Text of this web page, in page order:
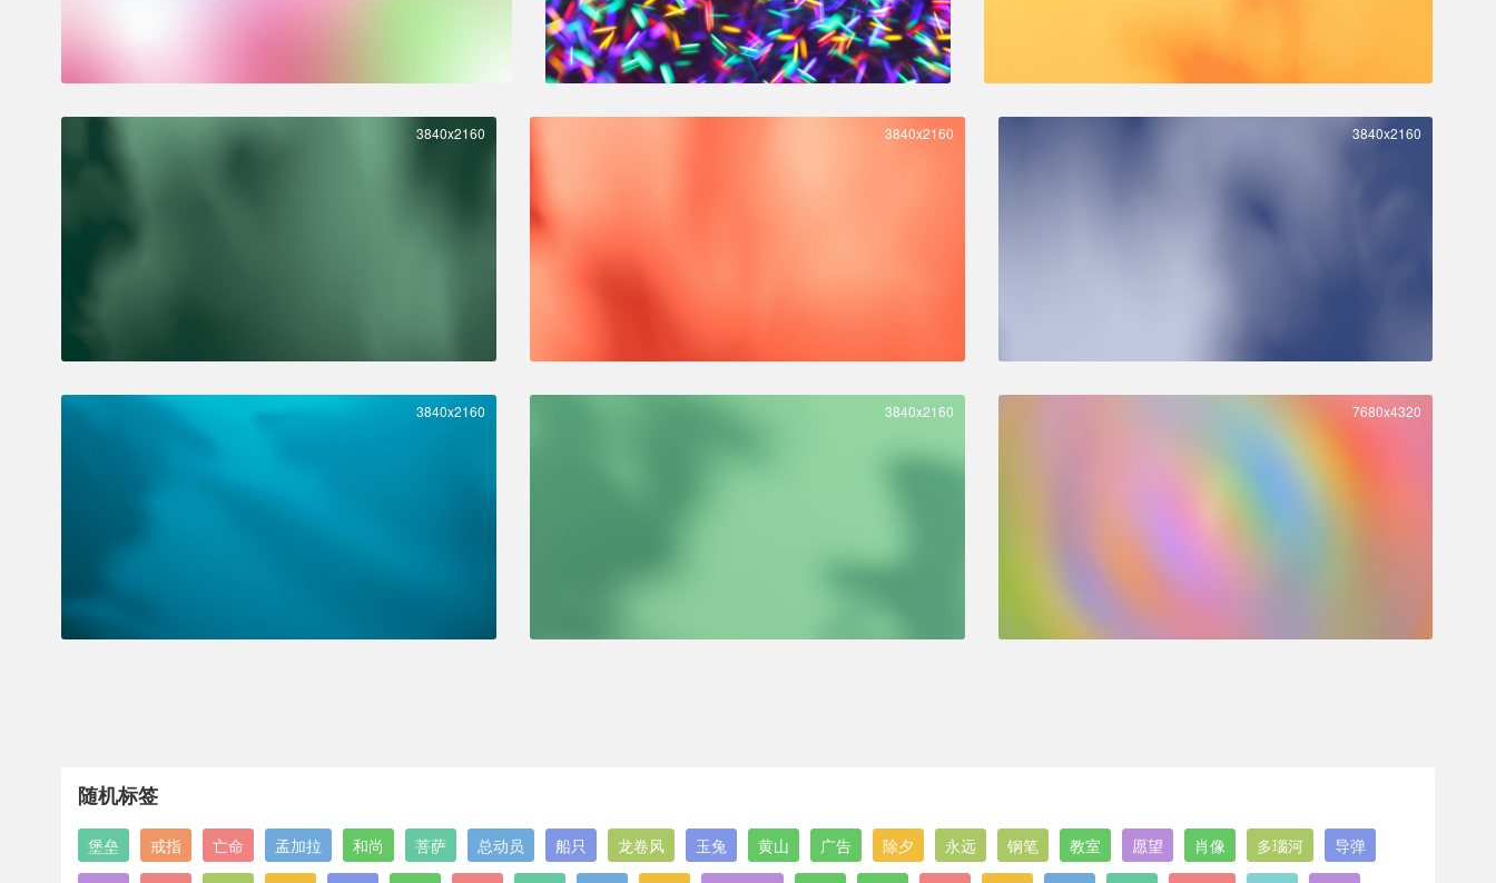
3840x2160 3840x2160 3840x2160
3840x2160 3840x2160 7680x4320
随机标签
堡垒 戒指 亡命 孟加拉 和尚 菩萨 总动员 船只 龙卷风 玉兔 黄山 广告 除夕 永远 钢笔 教室 愿望 肖像 多瑙河
导弹